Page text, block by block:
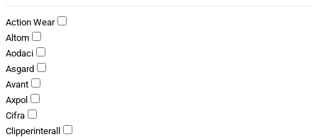
Action Wear
Altom
Aodaci
Asgard
Avant
Axpol
Cifra
Clipperinterall